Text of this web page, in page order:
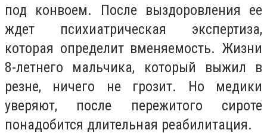
под конвоем. После выздоровления ее
ждет психиатрическая экспертиза,
которая определит вменяемость. Жизни
8-летнего мальчика, который выжил в
резне, ничего не грозит. Но медики
уверяют, после пережитого сироте
понадобится длительная реабилитация.